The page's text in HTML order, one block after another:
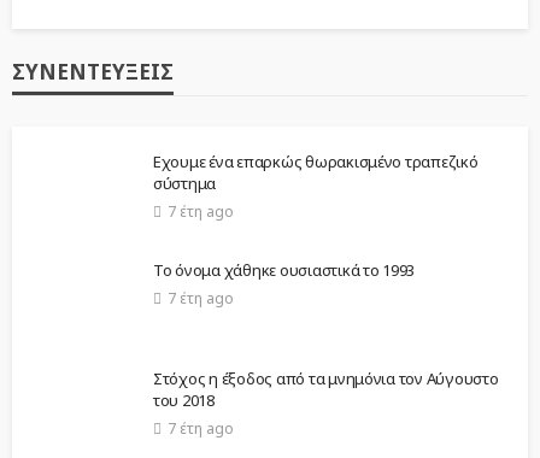
ΣΥΝΕΝΤΕΎΞΕΙΣ
Εχουμε ένα επαρκώς θωρακισμένο τραπεζικό
σύστημα
7 έτη ago
Το όνομα χάθηκε ουσιαστικά το 1993
7 έτη ago
Στόχος η έξοδος από τα μνημόνια τον Αύγουστο
του 2018
7 έτη ago